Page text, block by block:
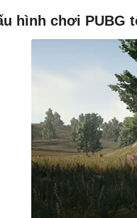
hình chơi PUBG